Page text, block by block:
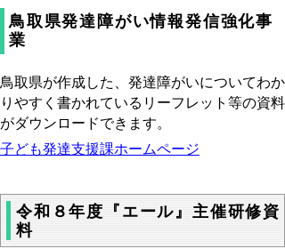
鳥取県発達障がい情報発信強化事
業
鳥取県が作成した、発達障がいについてわか
りやすく書かれているリーフレット等の資料
がダウンロードできます。
子ども発達支援課ホームページ
令和８年度『エール』主催研修資
料